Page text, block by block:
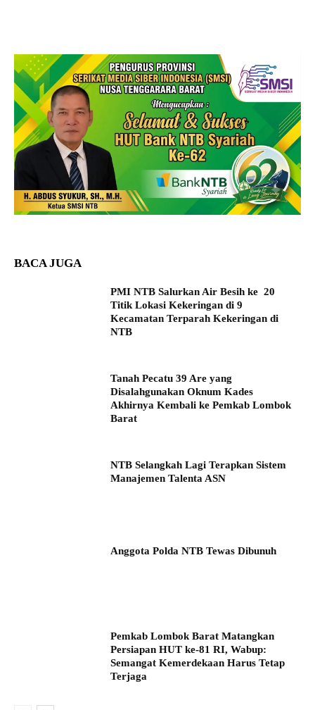
BACA JUGA
PMI NTB Salurkan Air Besih ke 20
Titik Lokasi Kekeringan di 9
Kecamatan Terparah Kekeringan di
NTB
Tanah Pecatu 39 Are yang
Disalahgunakan Oknum Kades
Akhirnya Kembali ke Pemkab Lombok
Barat
NTB Selangkah Lagi Terapkan Sistem
Manajemen Talenta ASN
Anggota Polda NTB Tewas Dibunuh
Pemkab Lombok Barat Matangkan
Persiapan HUT ke-81 RI, Wabup:
Semangat Kemerdekaan Harus Tetap
Terjaga